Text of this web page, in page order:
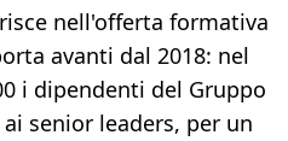
nell'offerta formativa
avanti dal 2018: nel
i dipendenti del Gruppo
senior leaders, per un